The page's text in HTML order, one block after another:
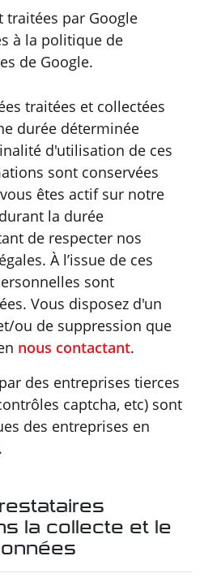
traitées par Google
à la politique de
de Google.
traitées et collectées
durée déterminée
d'utilisation de ces
sont conservées
êtes actif sur notre
la durée
de respecter nos
À l’issue de ces
sont
Vous disposez d'un
ou de suppression que
nous contactant.
des entreprises tierces
captcha, etc) sont
des entreprises en
la collecte et le